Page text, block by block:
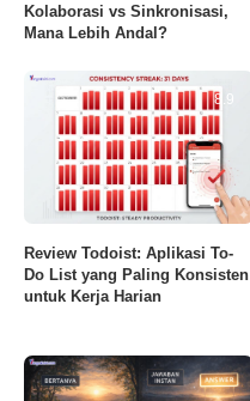
Kolaborasi vs Sinkronisasi,
Mana Lebih Andal?
8.9
Review Todoist: Aplikasi To-
Do List yang Paling Konsisten
untuk Kerja Harian